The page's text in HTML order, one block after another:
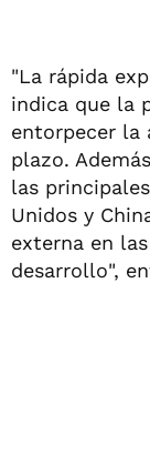
"La rápida
indica que la
entorpecer la
plazo.
las
Unidos y
externa en
desarrollo",